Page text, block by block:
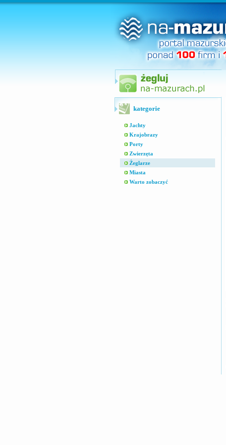
kategorie
Jachty
Krajobrazy
Porty
Zwierzęta
Żeglarze
Miasta
Warto zobaczyć